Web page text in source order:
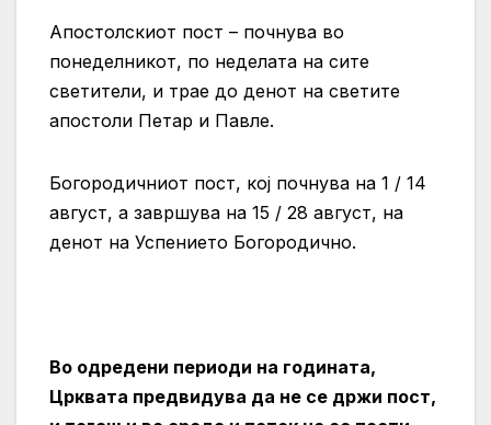
Апостолскиот пост – почнува во
понеделникот, по неделата на сите
светители, и трае до денот на светите
апостоли Петар и Павле.
Богородичниот пост, кој почнува на 1 / 14
август, а завршува на 15 / 28 август, на
денот на Успението Богородично.
Во одредени периоди на годината,
Црквата предвидува да не се држи пост,